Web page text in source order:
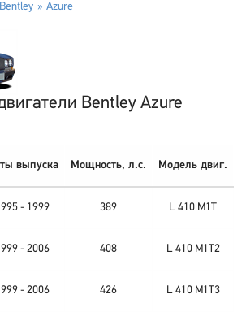
Bentley Azure
Bentley Azure
выпуска Мощность, л.с. Модель двиг.
- 1999 389 L 410 M1T
- 2006 408 L 410 M1T2
- 2006 426 L 410 M1T3